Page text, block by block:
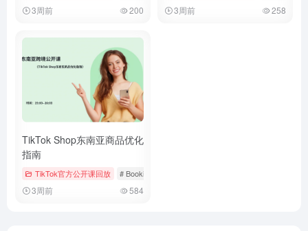
3周前 200 3周前 258
TikTok Shop东南亚商品优化
指南
TikTok官方公开课回放 # Bookings & Vouchers
3周前 584